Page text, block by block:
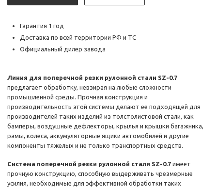
Гарантия 1 год
Доставка по всей территории РФ и ТС
Официальный дилер завода
Линия для поперечной резки рулонной стали SZ-0.7
предлагает обработку, невзирая на любые сложности
промышленной среды. Прочная конструкция и
производительность этой системы делают ее подходящей для
производителей таких изделий из толстолистовой стали, как
бамперы, воздушные дефлекторы, крылья и крышки багажника,
рамы, колеса, аккумуляторные ящики автомобилей и другие
компоненты тяжелых и не только транспортных средств.
Система поперечной резки рулонной стали SZ-0.7 имеет
прочную конструкцию, способную выдерживать чрезмерные
усилия, необходимые для эффективной обработки таких